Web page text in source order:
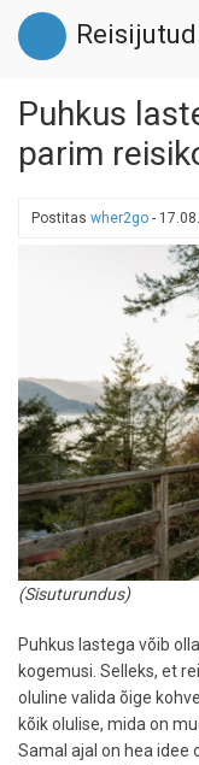
Liigu
edasi
põhisisu
Reisijutud
Puhkus
parim
Postitas wher2go -
(Sisuturundus)
Puhkus lastega võib
kogemusi. Selleks, et
oluline valida õige
kõik olulise, mida on
Samal ajal on hea idee